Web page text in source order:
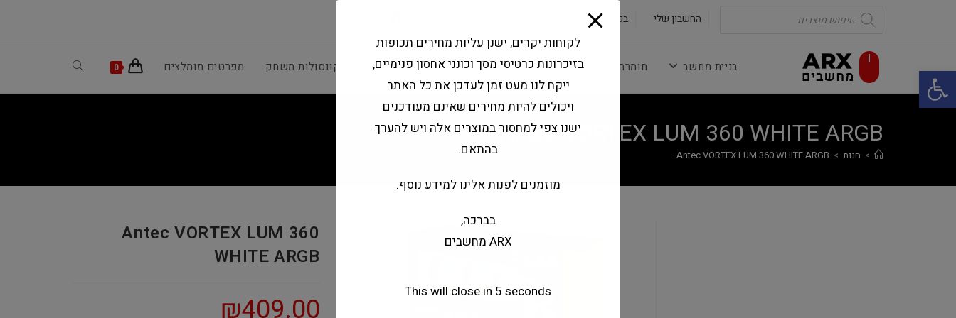
פתח סרגל נגישות
Products
search החשבון שלי בקשה להצעה
בניית מחשב חומרה ותוכנה ציוד היקפי מחשבים וטאבלטים קונסולות משחק מפרטים מומלצים 0
Toggle
Antec VORTEX LUM 360 WHITE ARGB
> חנות >
Antec VORTEX LUM 360 WHITE ARGB
Antec VORTEX LUM 360
WHITE ARGB
₪409.00
לקוחות יקרים, ישנן עליות מחירים תכופות
בזיכרונות כרטיסי מסך וכונני אחסון פנימיים,
ייקח לנו מעט זמן לעדכן את כל האתר
ויכולים להיות מחירים שאינם מעודכנים
ישנו צפי למחסור במוצרים אלה ויש להערך
בהתאם.
מוזמנים לפנות אלינו למידע נוסף.
בברכה,
ARX מחשבים
This will close in 5 seconds